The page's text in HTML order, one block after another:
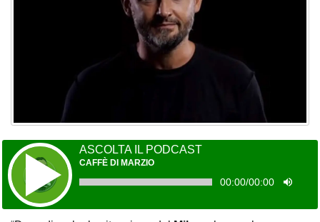
ASCOLTA IL PODCAST
CAFFÈ DI MARZIO
00:00/00:00